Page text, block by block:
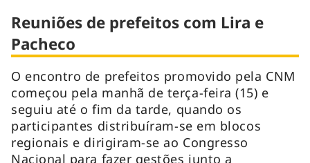
Reuniões de prefeitos com Lira e
Pacheco
O encontro de prefeitos promovido pela CNM
começou pela manhã de terça-feira (15) e
seguiu até o fim da tarde, quando os
participantes distribuíram-se em blocos
regionais e dirigiram-se ao Congresso
Nacional para fazer gestões junto a